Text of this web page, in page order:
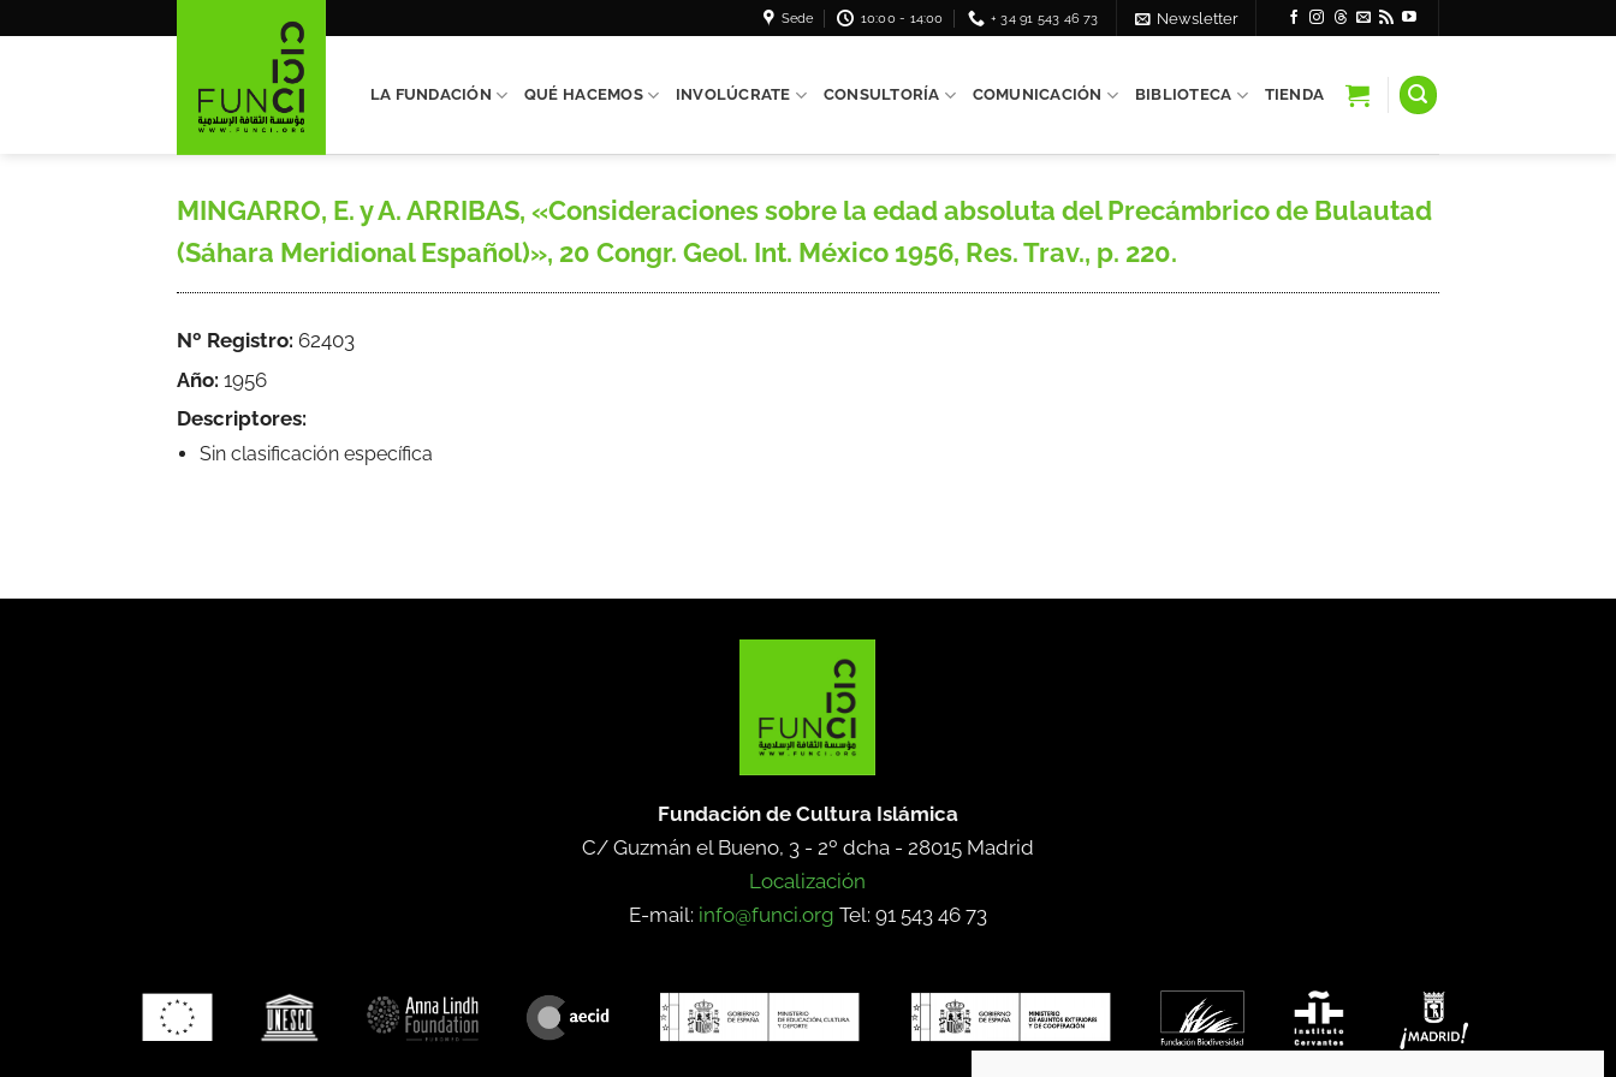
Sede 10:00 - 14:00 + 34 91 543 46 73 Newsletter
LA FUNDACIÓN QUÉ HACEMOS INVOLÚCRATE CONSULTORÍA COMUNICACIÓN BIBLIOTECA TIENDA
MINGARRO, E. y A. ARRIBAS, «Consideraciones sobre la edad absoluta del Precámbrico de Bulautad
(Sáhara Meridional Español)», 20 Congr. Geol. Int. México 1956, Res. Trav., p. 220.
Nº Registro: 62403
Año: 1956
Descriptores:
Sin clasificación específica
Fundación de Cultura Islámica
C/ Guzmán el Bueno, 3 - 2º dcha - 28015 Madrid
Localización
E-mail: info@funci.org Tel: 91 543 46 73